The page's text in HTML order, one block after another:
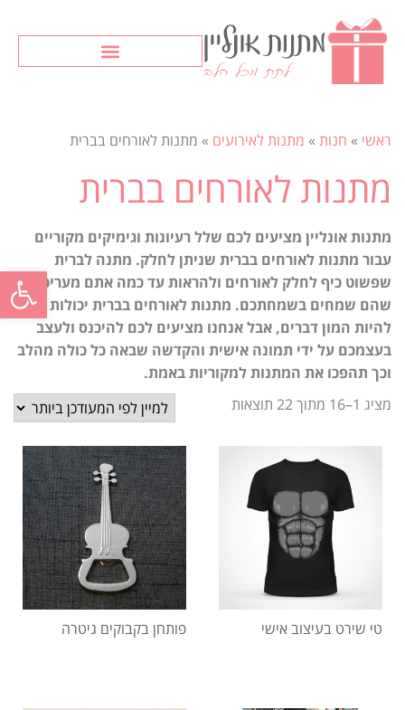
פתח
ראשי » חנות » מתנות לאירועים » מתנות לאורחים בברית
מתנות לאורחים בברית
מתנות אונליין מציעים לכם שלל רעיונות וגימיקים מקוריים
עבור מתנות לאורחים בברית שניתן לחלק. מתנה לברית
שפשוט כיף לחלק לאורחים ולהראות עד כמה אתם מעריכים
שהם שמחים בשמחתכם. מתנות לאורחים בברית יכולות
להיות המון דברים, אבל אנחנו מציעים לכם להיכנס ולעצב
בעצמכם על ידי תמונה אישית והקדשה שבאה כל כולה מהלב
וכך תהפכו את המתנות למקוריות באמת.
מציג 1–16 מתוך 22 תוצאות
טי שירט בעיצוב אישי פותחן בקבוקים גיטרה